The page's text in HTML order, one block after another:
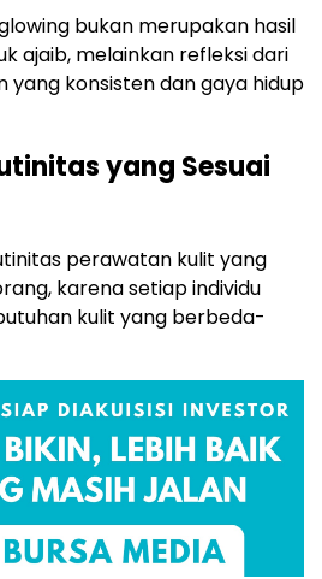
bukan merupakan hasil
ajaib, melainkan refleksi dari
yang konsisten dan gaya hidup
yang Sesuai
perawatan kulit yang
karena setiap individu
kulit yang berbeda-